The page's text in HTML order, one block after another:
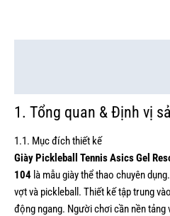
1. Tổng quan & Định vị
1.1. Mục đích thiết kế
Giày Pickleball Tennis Asics Gel
104 là mẫu giày thể thao chuyên
vợt và pickleball. Thiết kế tập trung
động ngang. Người chơi cần nền